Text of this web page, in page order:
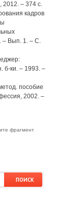
2012. – 374 с.
кадров
– Вып. 1. – С.
б-ки. – 1993. –
пособие
2002. –
фрагмент